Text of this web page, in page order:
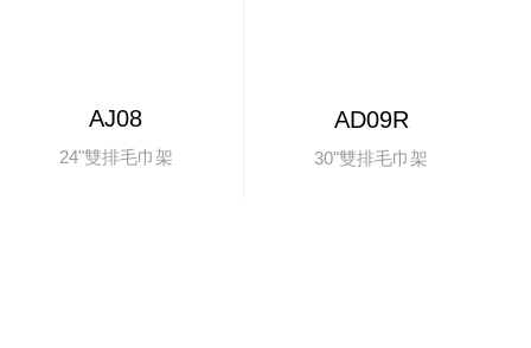
AJ08
24"雙排毛巾架
AD09R
30"雙排毛巾架